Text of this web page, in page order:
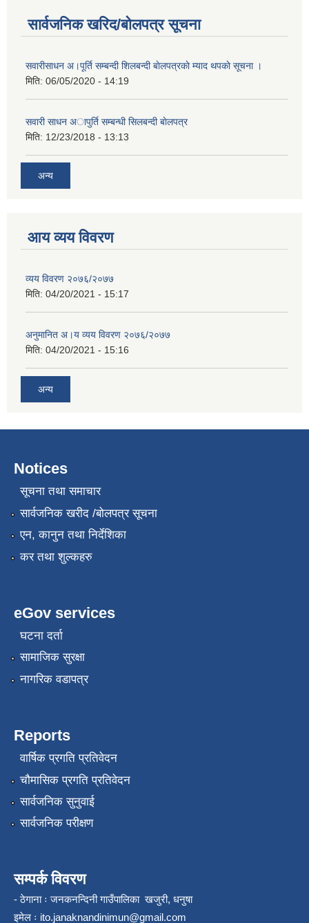
सार्वजनिक खरिद/बोलपत्र सूचना
सवारीसाधन अ।पूर्ति सम्बन्दी शिलबन्दी बाेलपत्रकाे म्याद थपकाे सूचना ।
मिति: 06/05/2020 - 14:19
सवारी साधन अापुर्ति सम्बन्धी सिलबन्दी बाेलपत्र
मिति: 12/23/2018 - 13:13
अन्य
आय व्यय विवरण
व्यय विवरण २०७६/२०७७
मिति: 04/20/2021 - 15:17
अनुमानित अ।य व्यय विवरण २०७६/२०७७
मिति: 04/20/2021 - 15:16
अन्य
Notices
सूचना तथा समाचार
सार्वजनिक खरीद /बोलपत्र सूचना
एन, कानुन तथा निर्देशिका
कर तथा शुल्कहरु
eGov services
घटना दर्ता
सामाजिक सुरक्षा
नागरिक वडापत्र
Reports
वार्षिक प्रगति प्रतिवेदन
चौमासिक प्रगति प्रतिवेदन
सार्वजनिक सुनुवाई
सार्वजनिक परीक्षण
सम्पर्क विवरण
- ठेगाना ः जनकनन्दिनी गाउँपालिका खजुरी, धनुषा
इमेल ः ito.janaknandinimun@gmail.com